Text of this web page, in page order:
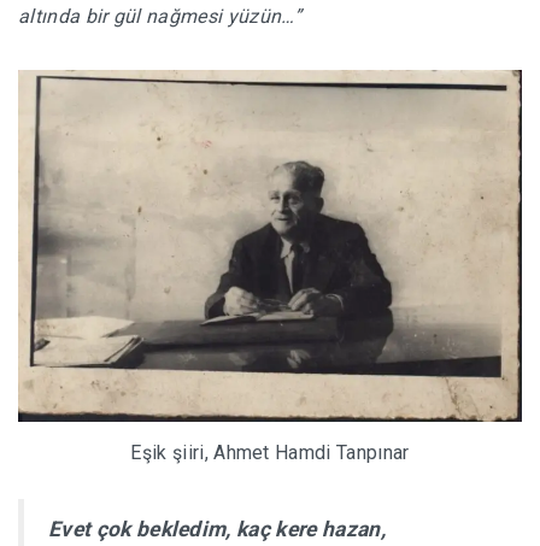
altında bir gül nağmesi yüzün…”
Eşik şiiri, Ahmet Hamdi Tanpınar
Evet çok bekledim, kaç kere hazan,